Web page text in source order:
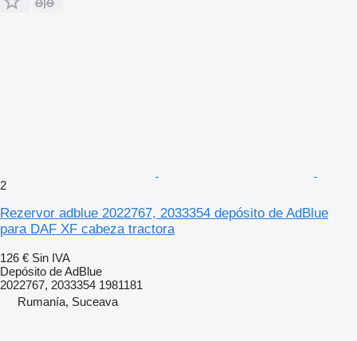
2
Rezervor adblue 2022767, 2033354 depósito de AdBlue
para DAF XF cabeza tractora
126 € Sin IVA
Depósito de AdBlue
2022767, 2033354 1981181
Rumanía, Suceava